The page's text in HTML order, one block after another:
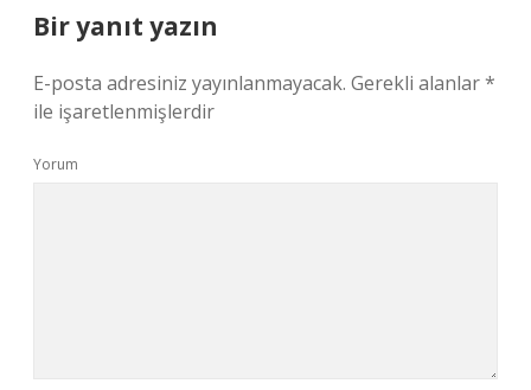
Bir yanıt yazın
E-posta adresiniz yayınlanmayacak. Gerekli alanlar*
ile işaretlenmişlerdir
Yorum